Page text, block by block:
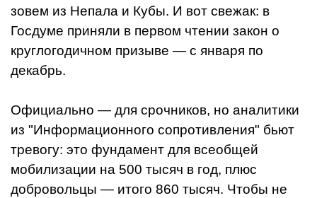
зовем из Непала и Кубы. И вот свежак: в
Госдуме приняли в первом чтении закон о
круглогодичном призыве — с января по
декабрь.
Официально — для срочников, но аналитики
из "Информационного сопротивления" бьют
тревогу: это фундамент для всеобщей
мобилизации на 500 тысяч в год, плюс
добровольцы — итого 860 тысяч. Чтобы не